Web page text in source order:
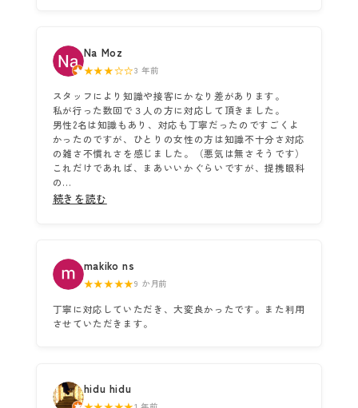
Na Moz
★★★☆☆3 年前
スタッフにより知識や接客にかなり差があります。
私が行った数回で３人の方に対応して頂きました。
男性2名は知識もあり、対応も丁寧だったのですごくよ
かったのですが、ひとりの女性の方は知識不十分さ対応
の雑さ不慣れさを感じました。（悪気は無さそうです）
これだけであれば、まあいいかぐらいですが、提携眼科
の...
続きを読む
makiko ns
★★★★★9 か月前
丁寧に対応していただき、大変良かったです。また利用
させていただきます。
hidu hidu